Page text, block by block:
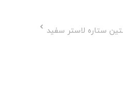
ستاره لاستر سفید